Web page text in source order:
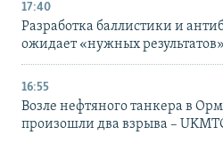
17:40
Разработка баллистики и
ожидает «нужных
16:55
Возле нефтяного танкера в
произошли два взрыва –